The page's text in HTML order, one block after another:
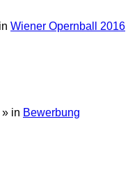
Wiener Opernball 2016
» in Bewerbung